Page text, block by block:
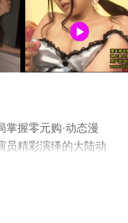
掌握零元购·动态漫
员精彩演绎的大陆动
动漫全集就来天堂电